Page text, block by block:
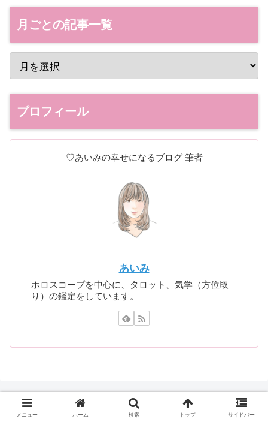
月ごとの記事一覧
プロフィール
♡あいみの幸せになるブログ 筆者
あいみ
ホロスコープを中心に、タロット、気学（方位取
り）の鑑定をしています。
メニュー ホーム 検索 トップ サイドバー